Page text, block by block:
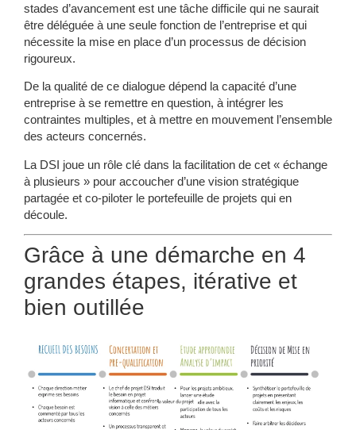
stades d’avancement est une tâche difficile qui ne saurait
être déléguée à une seule fonction de l’entreprise et qui
nécessite la mise en place d’un processus de décision
rigoureux.
De la qualité de ce dialogue dépend la capacité d’une
entreprise à se remettre en question, à intégrer les
contraintes multiples, et à mettre en mouvement l’ensemble
des acteurs concernés.
La DSI joue un rôle clé dans la facilitation de cet « échange
à plusieurs » pour accoucher d’une vision stratégique
partagée et co-piloter le portefeuille de projets qui en
découle.
Grâce à une démarche en 4
grandes étapes, itérative et
bien outillée